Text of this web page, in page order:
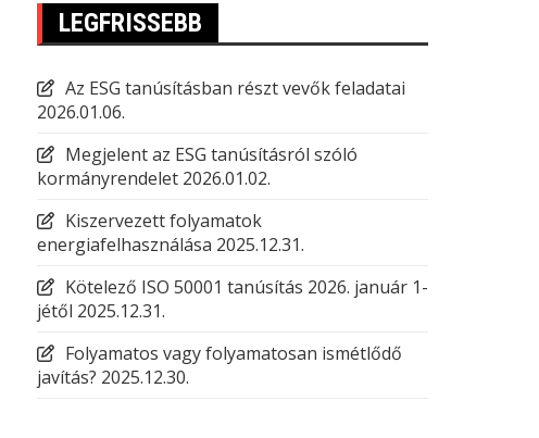
LEGFRISSEBB
Az ESG tanúsításban részt vevők feladatai
2026.01.06.
Megjelent az ESG tanúsításról szóló
kormányrendelet 2026.01.02.
Kiszervezett folyamatok
energiafelhasználása 2025.12.31.
Kötelező ISO 50001 tanúsítás 2026. január 1-
jétől 2025.12.31.
Folyamatos vagy folyamatosan ismétlődő
javítás? 2025.12.30.